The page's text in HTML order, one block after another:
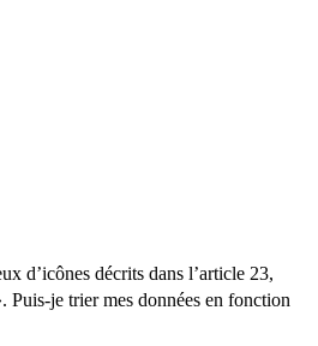
d’icônes décrits dans l’article 23,
Puis-je trier mes données en fonction